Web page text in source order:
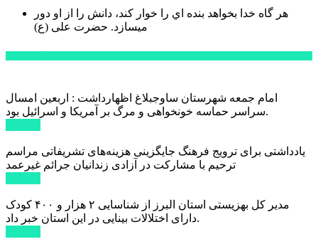
هر گاه خدا بخواهد بنده اي را خوار كند، دانش را از او دور
میسازد. حضرت علی (ع)
امام جمعه شهرستان ساوجبلاغ اظهارداشت : اربعین امسال
سراسر حماسه خونخواهی و مرگ بر آمریکا و اسرائیل بود.
یادداشتی برای ترویج فرهنگ جایگزینی هزینه‌های تشریفاتی مراسم
ترحیم با مشارکت در آزادی زندانیان جرائم غیرعمد
مدیر کل بهزیستی استان البرز از شناسایی ۲ هزار و ۴۰۰ کودک
دارای اختلالات بینایی در این استان خبر داد.